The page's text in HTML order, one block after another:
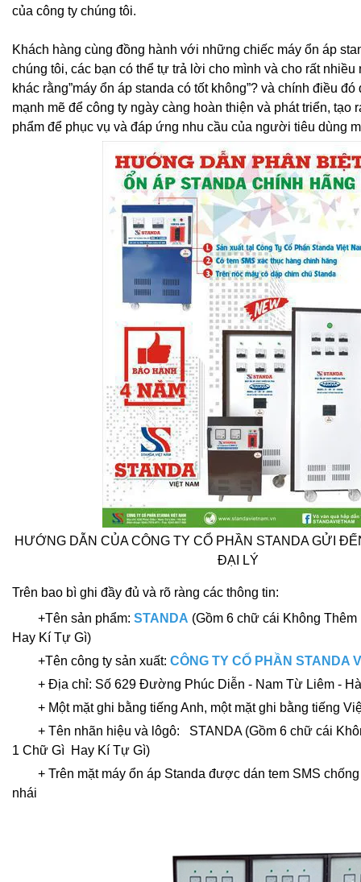
của công ty chúng tôi.
Khách hàng cùng đồng hành với những chiếc máy ổn áp
chúng tôi, các bạn có thể tự trả lời cho mình và cho rất
khác rằng”máy ổn áp standa có tốt không”? và chính điều
mạnh mẽ để công ty ngày càng hoàn thiện và phát triển, tạo
phẩm để phục vụ và đáp ứng nhu cầu của người tiêu dùng
HƯỚNG DẪN CỦA CÔNG TY CỔ PHẦN STANDA GỬI
ĐẠI LÝ
Trên bao bì ghi đầy đủ và rõ ràng các thông tin:
+Tên sản phẩm: STANDA (Gồm 6 chữ cái Không
Hay Kí Tự Gì)
+Tên công ty sản xuất: CÔNG TY CỔ PHẦN STANDA
+ Địa chỉ: Số 629 Đường Phúc Diễn - Nam Từ Liêm -
+ Một mặt ghi bằng tiếng Anh, một mặt ghi bằng tiếng
+ Tên nhãn hiệu và lôgô: STANDA (Gồm 6 chữ cái
1 Chữ Gì Hay Kí Tự Gì)
+ Trên mặt máy ổn áp Standa được dán tem SMS chống
nhái